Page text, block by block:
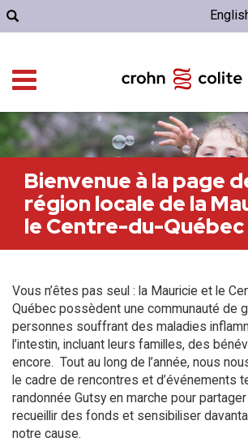
Bienvenue à la page
région locale de la
le Centre-du-Québec
Vous n’êtes pas seul : la Mauricie et le
Québec possèdent une communauté de
personnes souffrant des maladies
l’intestin, incluant leurs familles, des
encore. Tout au long de l’année, nous
le cadre de rencontres et d’événements
randonnée Gutsy en marche pour
recueillir des fonds et sensibiliser
notre cause.